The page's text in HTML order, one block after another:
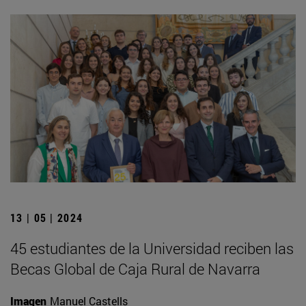
13 | 05 | 2024
45 estudiantes de la Universidad reciben las
Becas Global de Caja Rural de Navarra
Imagen Manuel Castells